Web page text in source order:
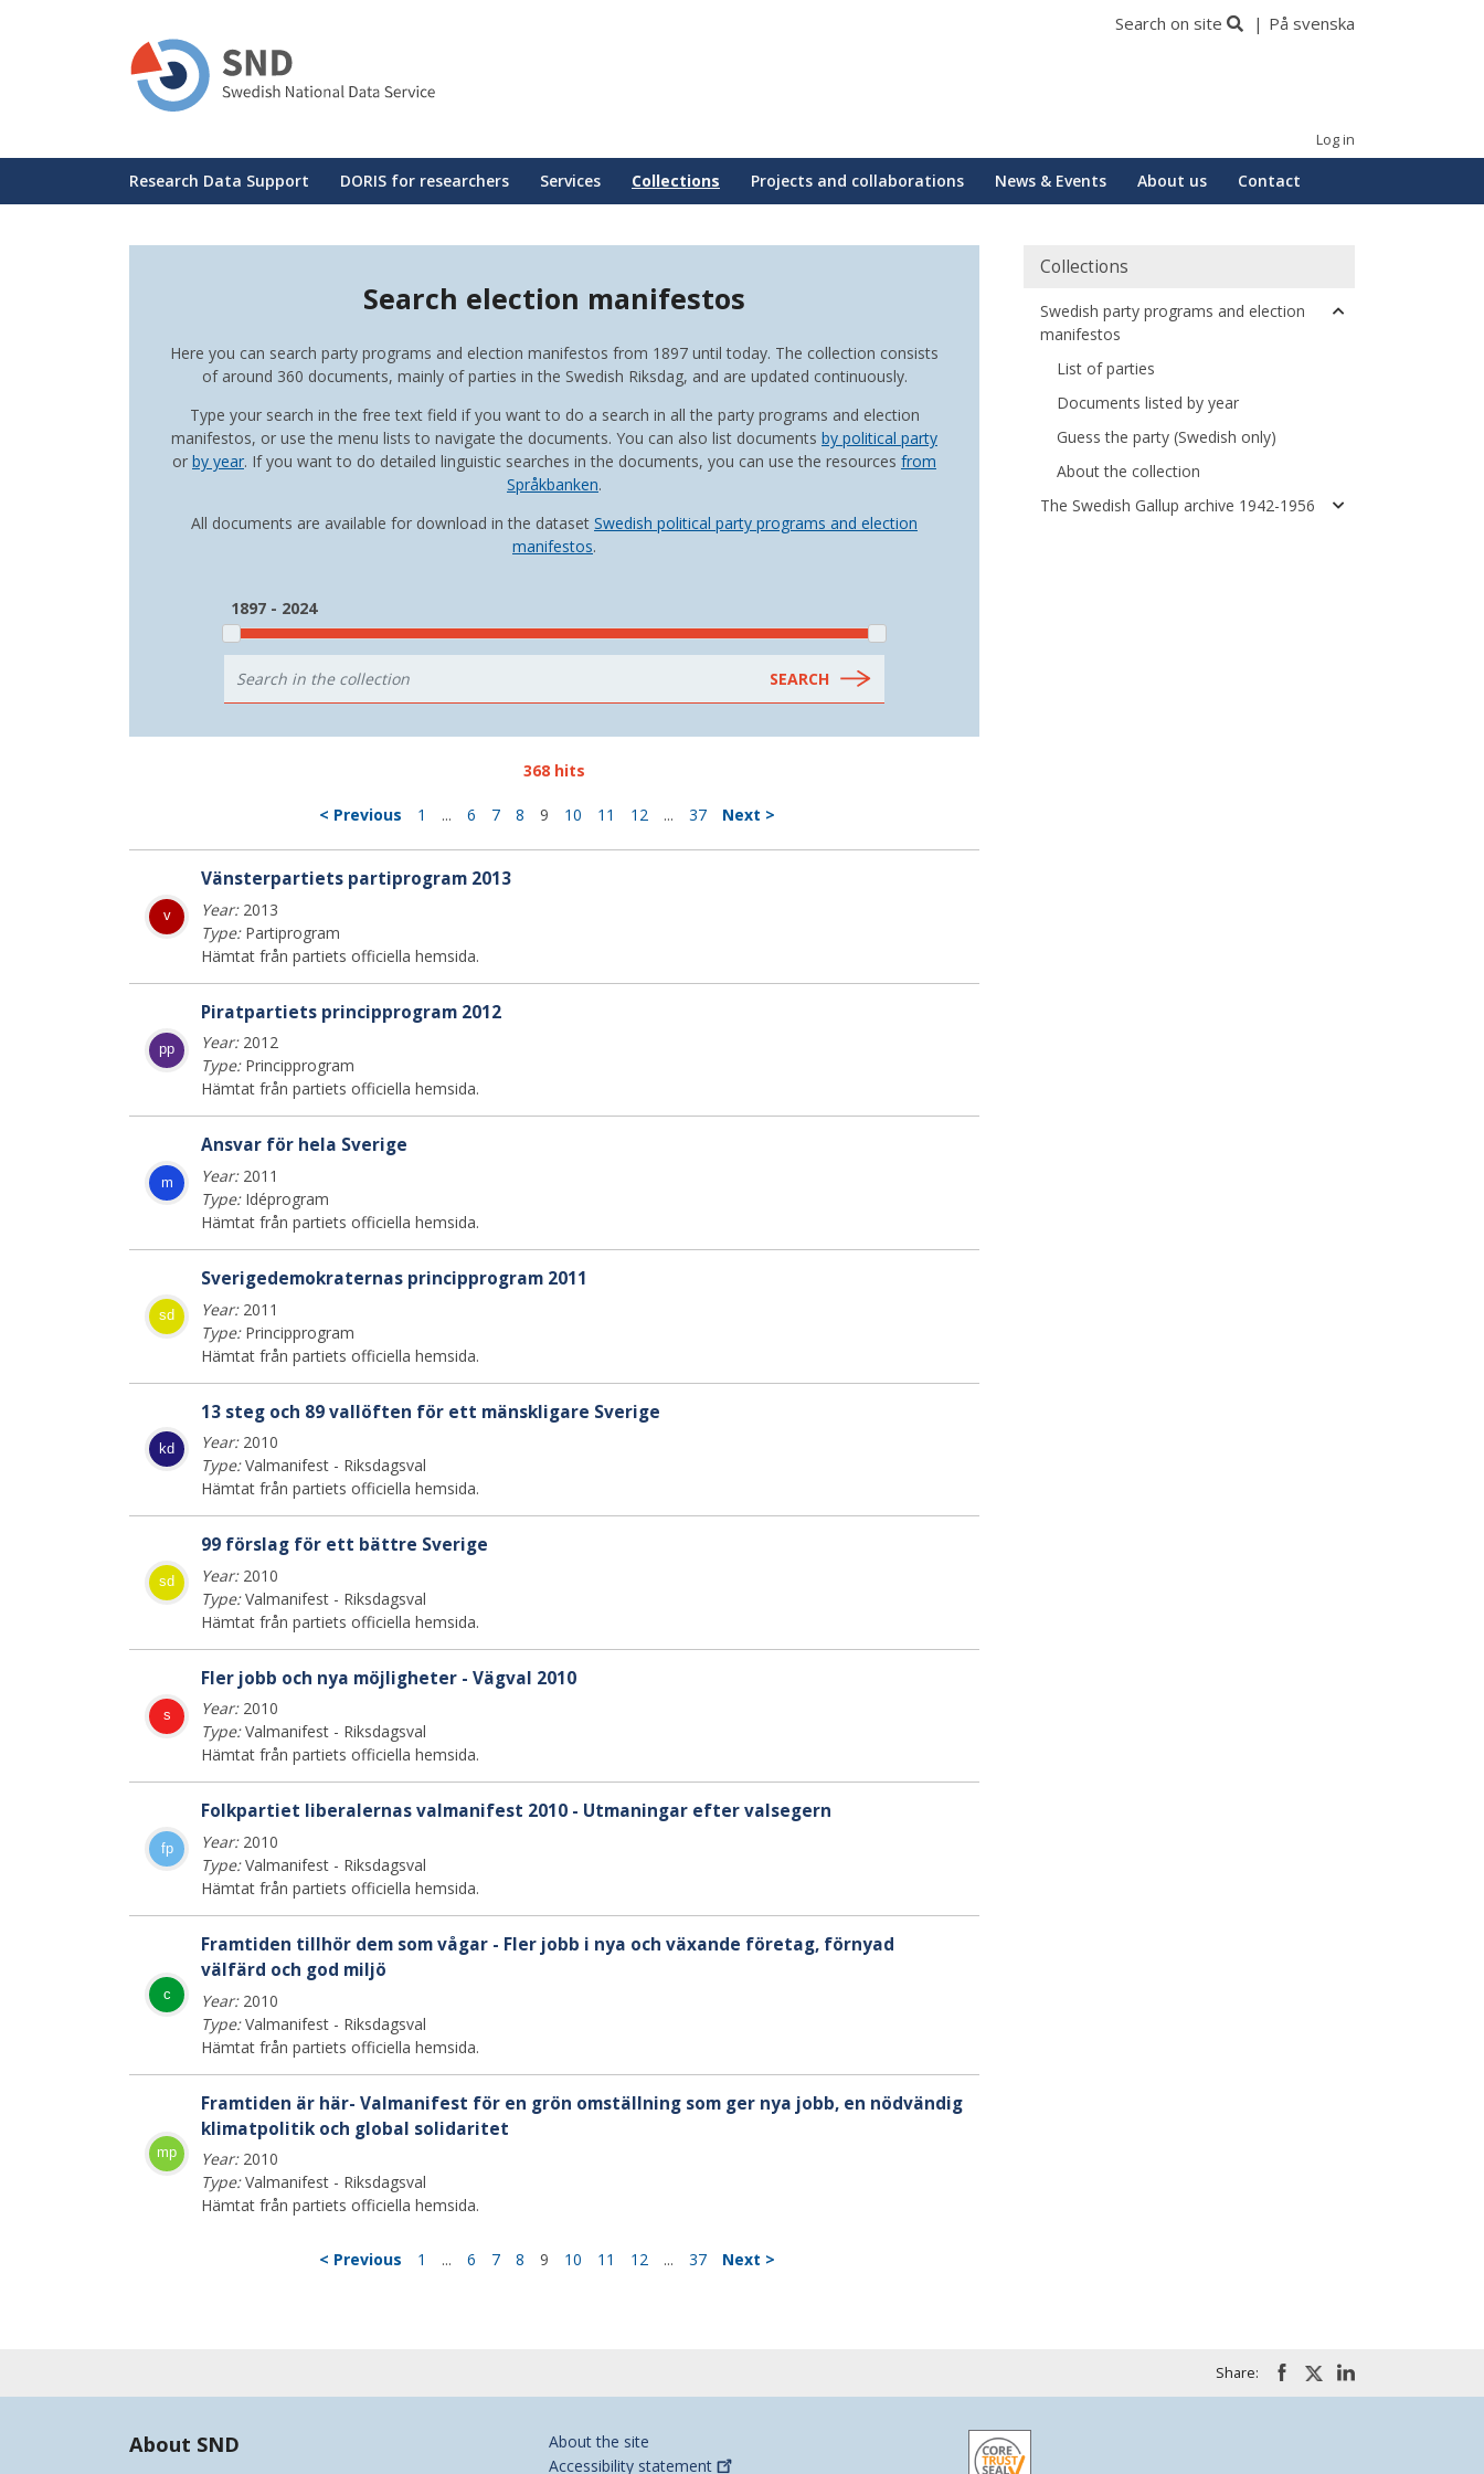
Search on site På svenska
Log in
Huvudmeny
Research Data Support DORIS for researchers Services Collections Projects and collaborations News & Events About us Contact
Search election manifestos
Here you can search party programs and election manifestos from 1897 until today. The collection consists
of around 360 documents, mainly of parties in the Swedish Riksdag, and are updated continuously.
Type your search in the free text field if you want to do a search in all the party programs and election
manifestos, or use the menu lists to navigate the documents. You can also list documents by political party
or by year. If you want to do detailed linguistic searches in the documents, you can use the resources from
Språkbanken.
All documents are available for download in the dataset Swedish political party programs and election
manifestos.
1897 - 2024
368 hits
< Previous 1 ... 6 7 8 9 10 11 12 ... 37 Next >
v
Vänsterpartiets partiprogram 2013
Year:2013
Type:Partiprogram
Hämtat från partiets officiella hemsida.
pp
Piratpartiets principprogram 2012
Year:2012
Type:Principprogram
Hämtat från partiets officiella hemsida.
m
Ansvar för hela Sverige
Year:2011
Type:Idéprogram
Hämtat från partiets officiella hemsida.
sd
Sverigedemokraternas principprogram 2011
Year:2011
Type:Principprogram
Hämtat från partiets officiella hemsida.
kd
13 steg och 89 vallöften för ett mänskligare Sverige
Year:2010
Type:Valmanifest - Riksdagsval
Hämtat från partiets officiella hemsida.
sd
99 förslag för ett bättre Sverige
Year:2010
Type:Valmanifest - Riksdagsval
Hämtat från partiets officiella hemsida.
s
Fler jobb och nya möjligheter - Vägval 2010
Year:2010
Type:Valmanifest - Riksdagsval
Hämtat från partiets officiella hemsida.
fp
Folkpartiet liberalernas valmanifest 2010 - Utmaningar efter valsegern
Year:2010
Type:Valmanifest - Riksdagsval
Hämtat från partiets officiella hemsida.
c
Framtiden tillhör dem som vågar - Fler jobb i nya och växande företag, förnyad
välfärd och god miljö
Year:2010
Type:Valmanifest - Riksdagsval
Hämtat från partiets officiella hemsida.
mp
Framtiden är här- Valmanifest för en grön omställning som ger nya jobb, en nödvändig
klimatpolitik och global solidaritet
Year:2010
Type:Valmanifest - Riksdagsval
Hämtat från partiets officiella hemsida.
< Previous 1 ... 6 7 8 9 10 11 12 ... 37 Next >
Collections
Swedish party programs and election
manifestos
List of parties
Documents listed by year
Guess the party (Swedish only)
About the collection
The Swedish Gallup archive 1942-1956
Share:
About SND
About the site
Accessibility statement